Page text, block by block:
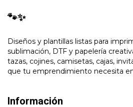
🐾✨
Diseños y plantillas listas para
sublimación, DTF y papelería
tazas, cojines, camisetas, cajas,
que tu emprendimiento necesita
Información